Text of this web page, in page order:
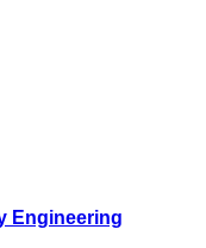
Engineering